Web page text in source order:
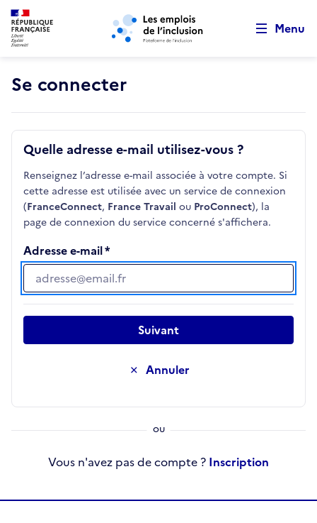
Aller au menu principal Aller au contenu principal
Menu
Se connecter
Quelle adresse e-mail utilisez-vous ?
Renseignez l’adresse e-mail associée à votre compte. Si
cette adresse est utilisée avec un service de connexion
(FranceConnect, France Travail ou ProConnect), la
page de connexion du service concerné s'affichera.
Adresse e-mail
Adresse e-mail
Annuler
Suivant
Vous n'avez pas de compte ? Inscription
Retour au début de la page
Panneau de gestion des cookies